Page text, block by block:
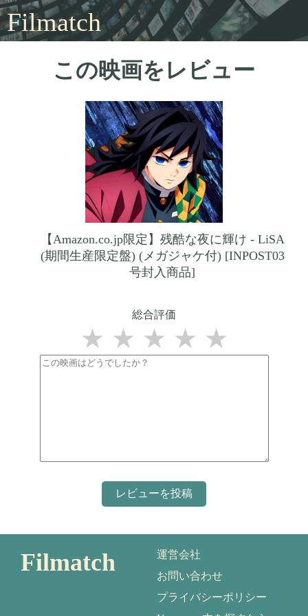
Filmatch
この映画をレビュー
【Amazon.co.jp限定】残酷な夜に輝け - LiSA
(期間生産限定盤) (メガジャケ付) [INPOST03
号封入商品]
総合評価
★
★
★
★
★
Filmatch
運営会社
お問い合わせ
プライバシーポリシー